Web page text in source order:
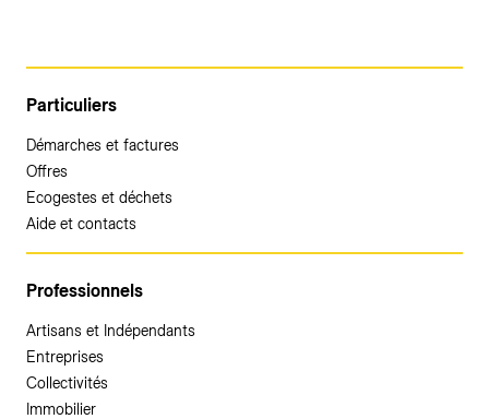
Particuliers
Démarches et factures
Offres
Ecogestes et déchets
Aide et contacts
Professionnels
Artisans et Indépendants
Entreprises
Collectivités
Immobilier